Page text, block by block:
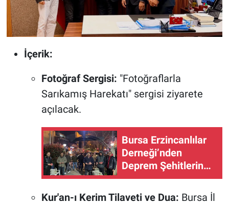
İçerik:
Fotoğraf Sergisi: "Fotoğraflarla
Sarıkamış Harekatı" sergisi ziyarete
açılacak.
Bursa Erzincanlılar
Derneği’nden
Deprem Şehitlerine
Anma Programı
Kur'an-ı Kerim Tilaveti ve Dua: Bursa İl